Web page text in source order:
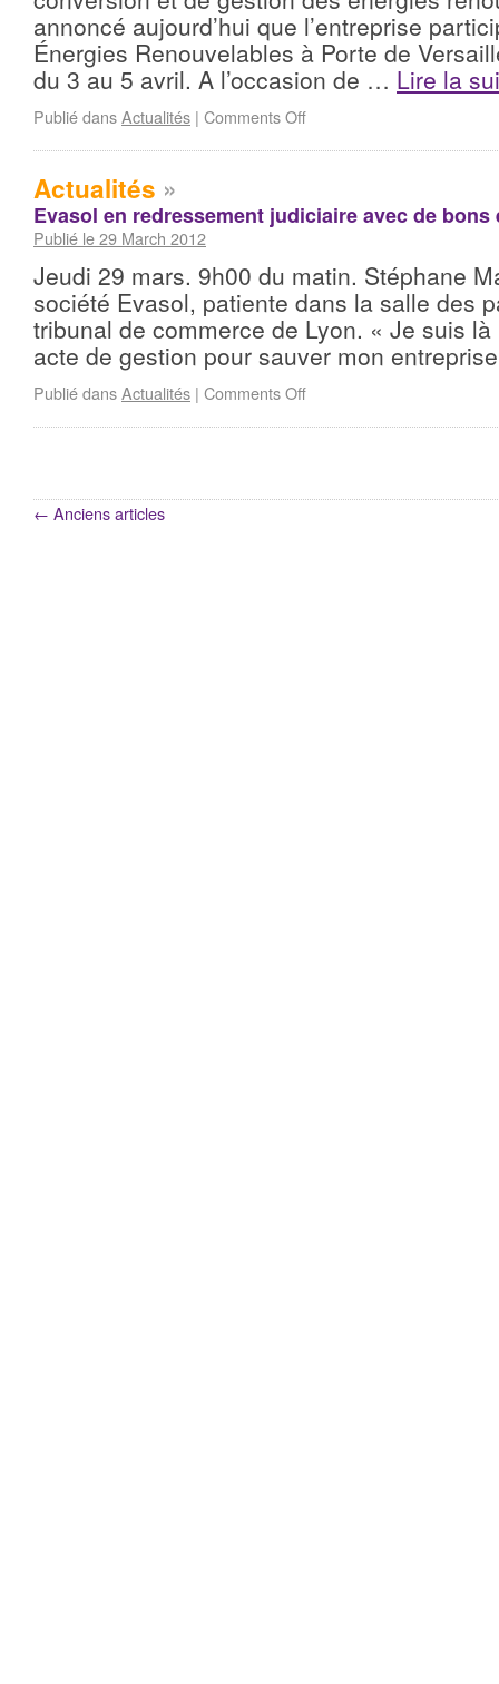
annoncé aujourd’hui que l’entreprise
Énergies Renouvelables à Porte de
du 3 au 5 avril. A l’occasion de … Lire la
Publié dansActualités | Comments Off
Actualités »
Evasol en redressement judiciaire avec de
Publié le 29 March 2012
Jeudi 29 mars. 9h00 du matin. Stéphane
société Evasol, patiente dans la salle des
tribunal de commerce de Lyon. « Je suis
acte de gestion pour sauver mon
Publié dansActualités | Comments Off
← Anciens articles